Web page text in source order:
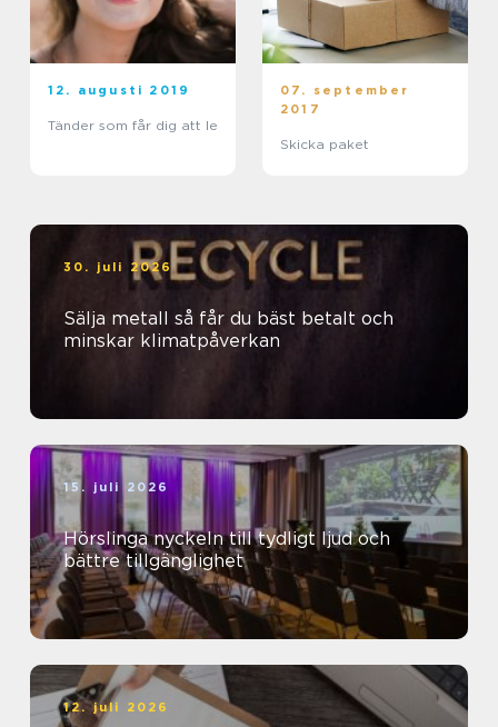
12. augusti 2019
Tänder som får dig att le
07. september
2017
Skicka paket
30. juli 2026
Sälja metall så får du bäst betalt och
minskar klimatpåverkan
15. juli 2026
Hörslinga nyckeln till tydligt ljud och
bättre tillgänglighet
12. juli 2026